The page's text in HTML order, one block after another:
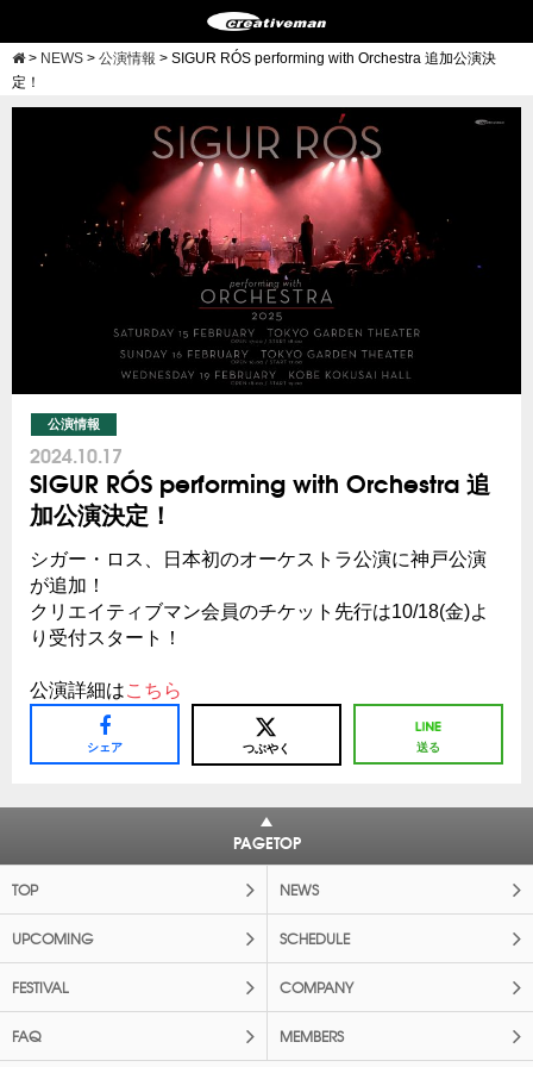
> NEWS > 公演情報 > SIGUR RÓS performing with Orchestra 追加公演決
定！
公演情報
2024.10.17
SIGUR RÓS performing with Orchestra 追
加公演決定！
シガー・ロス、日本初のオーケストラ公演に神戸公演
が追加！
クリエイティブマン会員のチケット先行は10/18(金)よ
り受付スタート！
公演詳細はこちら
シェア つぶやく 送る
PAGETOP
TOP NEWS
UPCOMING SCHEDULE
FESTIVAL COMPANY
FAQ MEMBERS